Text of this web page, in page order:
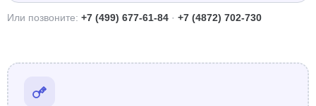
Или позвоните: +7 (499) 677-61-84 · +7 (4872) 702-730